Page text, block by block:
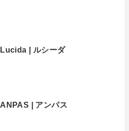
Lucida | ルシーダ
ANPAS | アンパス